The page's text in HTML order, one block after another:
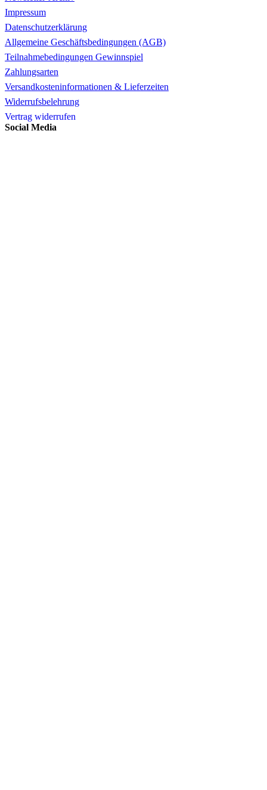
Impressum
Datenschutzerklärung
Allgemeine Geschäftsbedingungen (AGB)
Teilnahmebedingungen Gewinnspiel
Zahlungsarten
Versandkosteninformationen & Lieferzeiten
Widerrufsbelehrung
Vertrag widerrufen
Social Media